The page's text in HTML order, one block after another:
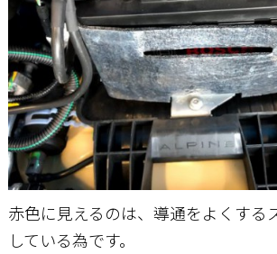
赤色に見えるのは、導通をよくする
している為です。